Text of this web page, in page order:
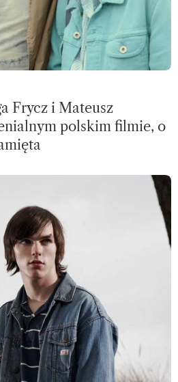
Frycz i Mateusz
polskim filmie, o